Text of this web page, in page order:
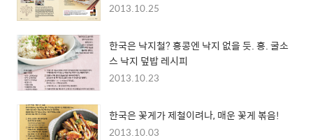
2013.10.25
한국은 낙지철? 홍콩엔 낙지 없을 듯. 흥. 굴소
스 낙지 덮밥 레시피
2013.10.23
한국은 꽃게가 제철이려나, 매운 꽃게 볶음!
2013.10.03